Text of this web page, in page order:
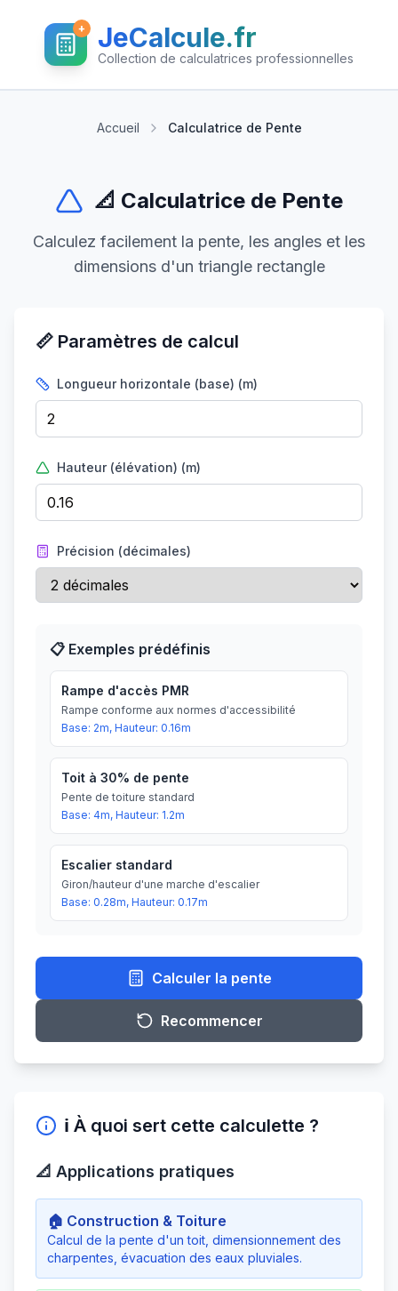
+ JeCalcule.fr
Collection de calculatrices professionnelles
Accueil Calculatrice de Pente
📐 Calculatrice de Pente
Calculez facilement la pente, les angles et les
dimensions d'un triangle rectangle
📏 Paramètres de calcul
Longueur horizontale (base) (m)
Hauteur (élévation) (m)
Précision (décimales)
📋 Exemples prédéfinis
Rampe d'accès PMR
Rampe conforme aux normes d'accessibilité
Base: 2m, Hauteur: 0.16m
Toit à 30% de pente
Pente de toiture standard
Base: 4m, Hauteur: 1.2m
Escalier standard
Giron/hauteur d'une marche d'escalier
Base: 0.28m, Hauteur: 0.17m
Calculer la pente
Recommencer
ℹ️ À quoi sert cette calculette ?
📐 Applications pratiques
🏠 Construction & Toiture
Calcul de la pente d'un toit, dimensionnement des
charpentes, évacuation des eaux pluviales.